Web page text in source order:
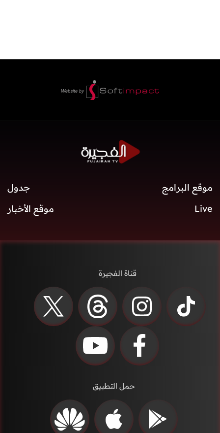
موقع البرامج
جدول
Live
موقع الأخبار
قناة الفجيرة
حمل التطبيق